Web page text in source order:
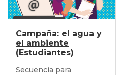
Campaña: el agua y
el ambiente
(Estudiantes)
Secuencia para